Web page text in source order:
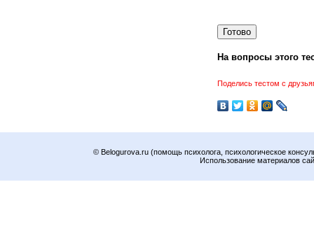
На вопросы этого
Поделись тестом с
© Belogurova.ru (помощь психолога, психологическое
Использование материалов